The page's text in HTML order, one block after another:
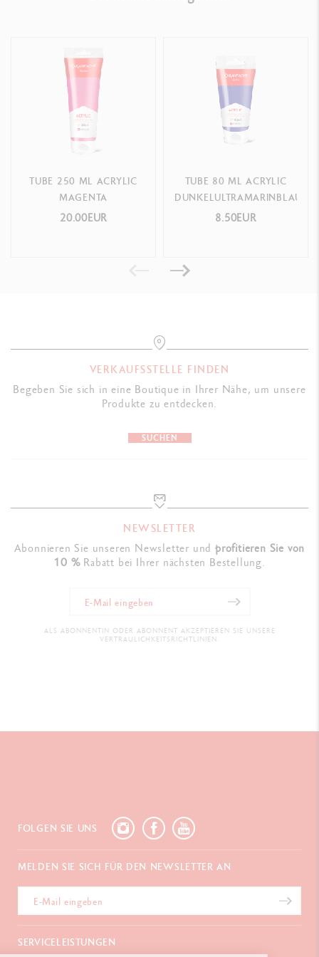
TUBE 250 ML ACRYLIC
MAGENTA
20.00EUR
TUBE 80 ML ACRYLIC
DUNKELULTRAMARINBLAU
8.50EUR
VERKAUFSSTELLE FINDEN
Begeben Sie sich in eine Boutique in Ihrer Nähe, um unsere
Produkte zu entdecken.
SUCHEN
NEWSLETTER
Abonnieren Sie unseren Newsletter undprofitieren Sie von
10 %Rabatt bei Ihrer nächsten Bestellung.
ALS ABONNENTIN ODER ABONNENT AKZEPTIEREN SIE UNSERE
VERTRAULICHKEITSRICHTLINIEN.
FOLGEN SIE UNS
MELDEN SIE SICH FÜR DEN NEWSLETTER AN
SERVICELEISTUNGEN